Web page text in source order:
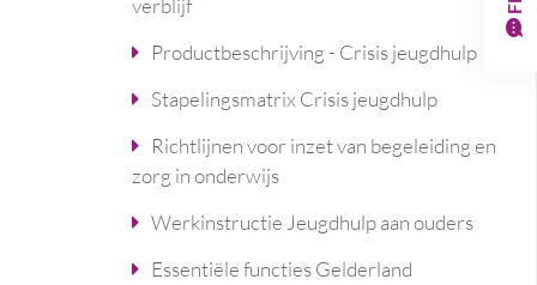
verblijf
Productbeschrijving - Crisis jeugdhulp
Stapelingsmatrix Crisis jeugdhulp
Richtlijnen voor inzet van begeleiding en
zorg in onderwijs
Werkinstructie Jeugdhulp aan ouders
Essentiële functies Gelderland